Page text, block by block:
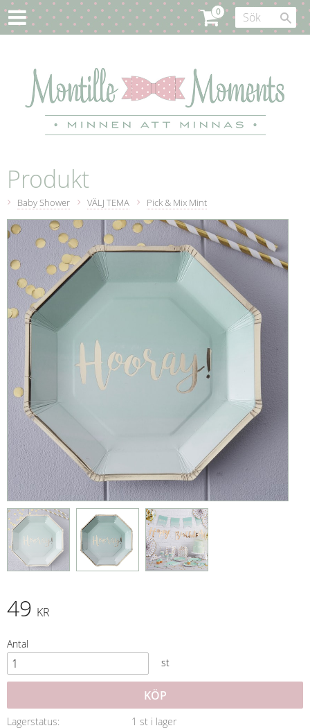
Produkt
Baby Shower VÄLJ TEMA Pick & Mix Mint
49 KR
Antal
st
KÖP
Lagerstatus
1 st i lager